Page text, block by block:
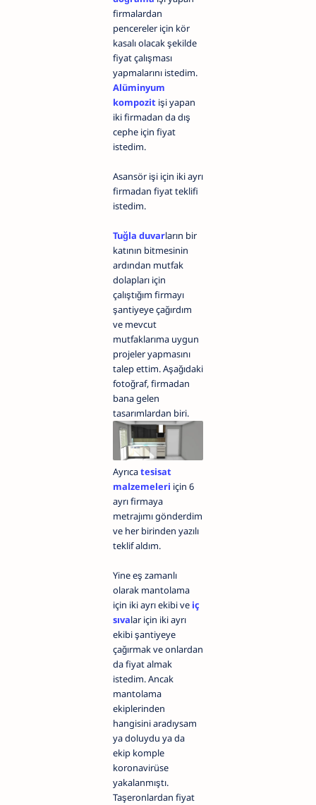
firmalardan
pencereler için kör
kasalı olacak şekilde
fiyat çalışması
yapmalarını istedim.
Alüminyum
kompozit işi yapan
iki firmadan da dış
cephe için fiyat
istedim.
Asansör işi için iki ayrı
firmadan fiyat teklifi
istedim.
Tuğla duvarların bir
katının bitmesinin
ardından mutfak
dolapları için
çalıştığım firmayı
şantiyeye çağırdım
ve mevcut
mutfaklarıma uygun
projeler yapmasını
talep ettim. Aşağıdaki
fotoğraf, firmadan
bana gelen
tasarımlardan biri.
Ayrıcatesisat
malzemeleri için 6
ayrı firmaya
metrajımı gönderdim
ve her birinden yazılı
teklif aldım.
Yine eş zamanlı
olarak mantolama
için iki ayrı ekibi ve iç
sıvalar için iki ayrı
ekibi şantiyeye
çağırmak ve onlardan
da fiyat almak
istedim. Ancak
mantolama
ekiplerinden
hangisini aradıysam
ya doluydu ya da
ekip komple
koronavirüse
yakalanmıştı.
Taşeronlardan fiyat